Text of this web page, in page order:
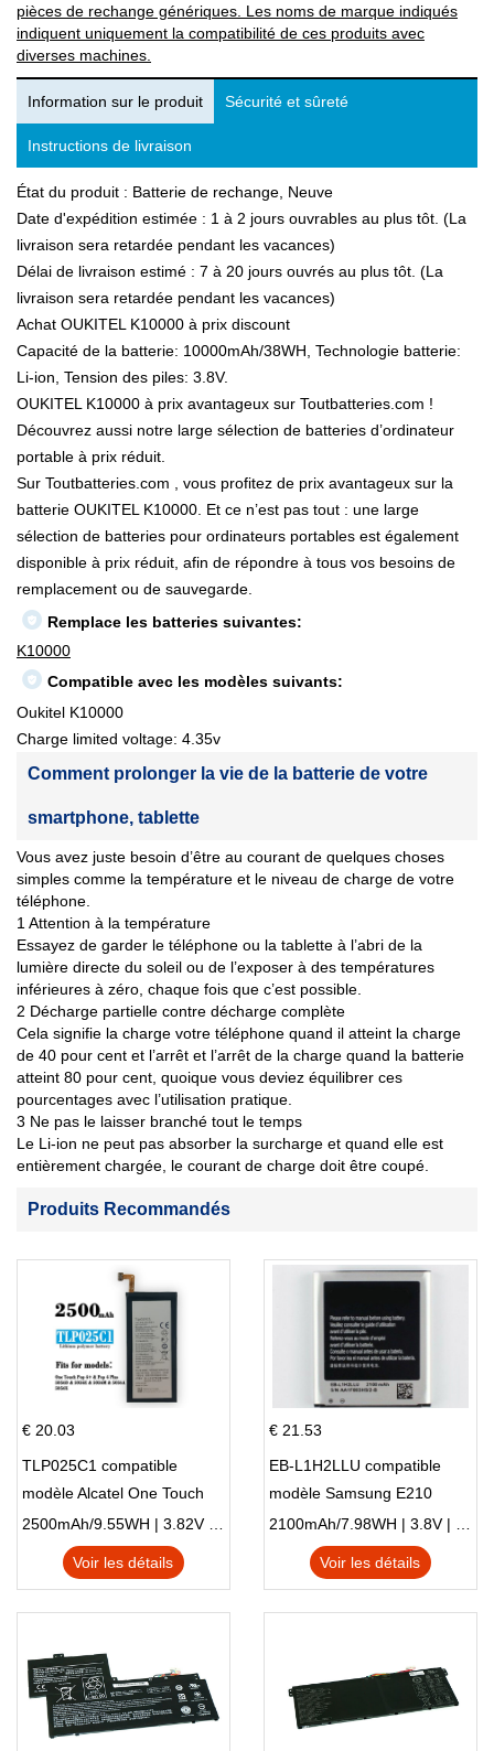
pièces de rechange génériques. Les noms de marque indiqués
indiquent uniquement la compatibilité de ces produits avec
diverses machines.
Information sur le produit Sécurité et sûreté
Instructions de livraison
État du produit : Batterie de rechange, Neuve
Date d'expédition estimée : 1 à 2 jours ouvrables au plus tôt. (La
livraison sera retardée pendant les vacances)
Délai de livraison estimé : 7 à 20 jours ouvrés au plus tôt. (La
livraison sera retardée pendant les vacances)
Achat OUKITEL K10000 à prix discount
Capacité de la batterie: 10000mAh/38WH, Technologie batterie:
Li-ion, Tension des piles: 3.8V.
OUKITEL K10000 à prix avantageux sur Toutbatteries.com !
Découvrez aussi notre large sélection de batteries d’ordinateur
portable à prix réduit.
Sur Toutbatteries.com , vous profitez de prix avantageux sur la
batterie OUKITEL K10000. Et ce n’est pas tout : une large
sélection de batteries pour ordinateurs portables est également
disponible à prix réduit, afin de répondre à tous vos besoins de
remplacement ou de sauvegarde.
Remplace les batteries suivantes:
K10000
Compatible avec les modèles suivants:
Oukitel K10000
Charge limited voltage: 4.35v
Comment prolonger la vie de la batterie de votre
smartphone, tablette
Vous avez juste besoin d’être au courant de quelques choses
simples comme la température et le niveau de charge de votre
téléphone.
1 Attention à la température
Essayez de garder le téléphone ou la tablette à l’abri de la
lumière directe du soleil ou de l’exposer à des températures
inférieures à zéro, chaque fois que c’est possible.
2 Décharge partielle contre décharge complète
Cela signifie la charge votre téléphone quand il atteint la charge
de 40 pour cent et l’arrêt et l’arrêt de la charge quand la batterie
atteint 80 pour cent, quoique vous deviez équilibrer ces
pourcentages avec l’utilisation pratique.
3 Ne pas le laisser branché tout le temps
Le Li-ion ne peut pas absorber la surcharge et quand elle est
entièrement chargée, le courant de charge doit être coupé.
Produits Recommandés
€ 20.03
TLP025C1 compatible
modèle Alcatel One Touch
Pop 4 Plus OT-5056D
2500mAh/9.55WH | 3.82V | Li-ion ...
Voir les détails
€ 21.53
EB-L1H2LLU compatible
modèle Samsung E210
E210K i939
2100mAh/7.98WH | 3.8V | Li-ion ...
Voir les détails